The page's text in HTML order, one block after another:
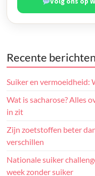
Recente berichten
Suiker en vermoeidheid:
Wat is sacharose? Alles
in zit
Zijn zoetstoffen beter
verschillen
Nationale suiker
week zonder suiker